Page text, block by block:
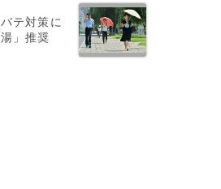
テ対策に
」推奨